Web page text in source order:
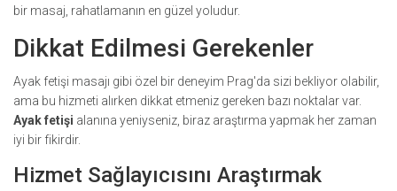
bir masaj, rahatlamanın en güzel yoludur.
Dikkat Edilmesi Gerekenler
Ayak fetişi masajı gibi özel bir deneyim Prag'da sizi bekliyor olabilir,
ama bu hizmeti alırken dikkat etmeniz gereken bazı noktalar var.
Ayak fetişi alanına yeniyseniz, biraz araştırma yapmak her zaman
iyi bir fikirdir.
Hizmet Sağlayıcısını Araştırmak